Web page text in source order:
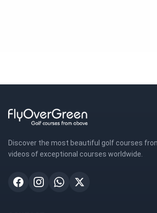
Discover the most beautiful golf courses
videos of exceptional courses worldwide.